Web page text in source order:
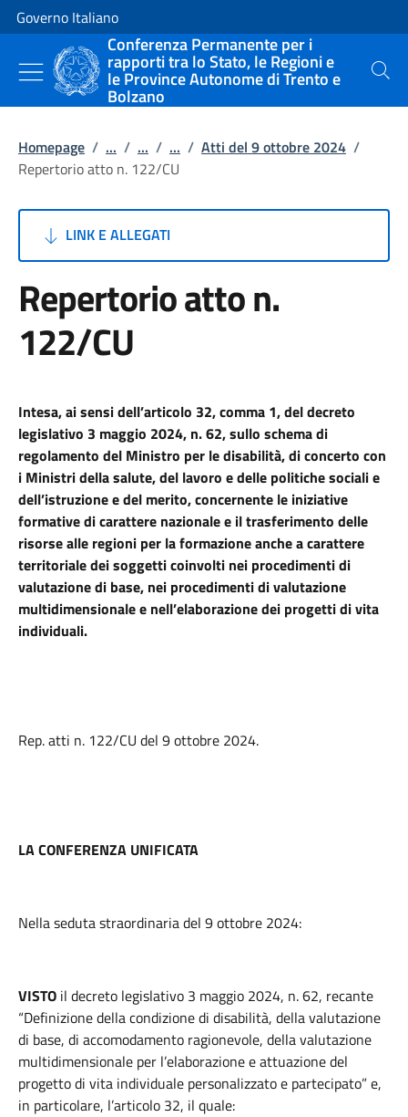
Vai al contenuto
Vai alla navigazione del sito
Governo Italiano
Conferenza Permanente per i
rapporti tra lo Stato, le Regioni e
le Province Autonome di Trento e
Bolzano
Cerca
Homepage / ... / ... / ... / Atti del 9 ottobre 2024 /
Repertorio atto n. 122/CU
LINK E ALLEGATI
Repertorio atto n.
122/CU
Intesa, ai sensi dell’articolo 32, comma 1, del decreto
legislativo 3 maggio 2024, n. 62, sullo schema di
regolamento del Ministro per le disabilità, di concerto con
i Ministri della salute, del lavoro e delle politiche sociali e
dell’istruzione e del merito, concernente le iniziative
formative di carattere nazionale e il trasferimento delle
risorse alle regioni per la formazione anche a carattere
territoriale dei soggetti coinvolti nei procedimenti di
valutazione di base, nei procedimenti di valutazione
multidimensionale e nell’elaborazione dei progetti di vita
individuali.
Rep. atti n. 122/CU del 9 ottobre 2024.
LA CONFERENZA UNIFICATA
Nella seduta straordinaria del 9 ottobre 2024:
VISTO il decreto legislativo 3 maggio 2024, n. 62, recante
“Definizione della condizione di disabilità, della valutazione
di base, di accomodamento ragionevole, della valutazione
multidimensionale per l’elaborazione e attuazione del
progetto di vita individuale personalizzato e partecipato” e,
in particolare, l’articolo 32, il quale: